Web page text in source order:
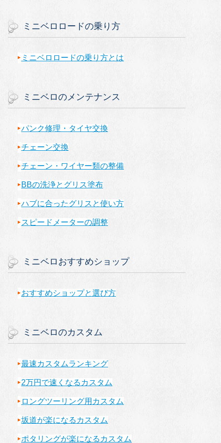
ミニベロロードの乗り方
ミニベロロードの乗り方とは
ミニベロのメンテナンス
パンク修理・タイヤ交換
チェーン交換
チェーン・ワイヤー類の整備
BBの洗浄とグリス塗布
ハブに合ったグリスと使い方
スピードメーターの調整
ミニベロおすすめショップ
おすすめショップと選び方
ミニベロのカスタム
最速カスタムランキング
2万円で速くなるカスタム
ロングツーリング用カスタム
坂道が楽になるカスタム
ポタリングが楽になるカスタム